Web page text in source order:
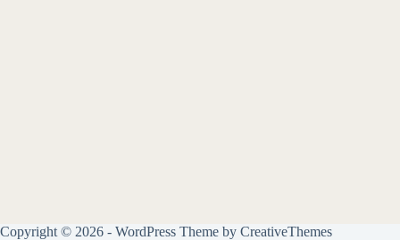
Copyright © 2026 - WordPress Theme by CreativeThemes